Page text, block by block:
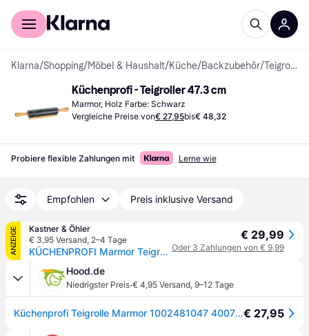
Für Shopper
Klarna/Shopping/Möbel & Haushalt/Küche/Backzubehör/ Teigroller
Küchenprofi - Teigroller 47.3 cm
Marmor, Holz Farbe: Schwarz
Vergleiche Preise von€ 27,95bis€ 48,32
Probiere flexible Zahlungen mit Lerne wie
Empfohlen Preis inklusive Versand
ANZEIGE
Kastner & Öhler
€ 3,95 Versand, 2–4 Tage
KÜCHENPROFI Marmor Teigrolle mit Holzgriff 47cm schwarz - EG
€ 29,99
Oder 3 Zahlungen von € 9,99
Hood.de
Niedrigster Preis·€ 4,95 Versand, 9–12 Tage
Küchenprofi Teigrolle Marmor 1002481047 4007371057776€ 27,95